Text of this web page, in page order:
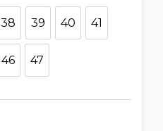
38 39 40 41
46 47